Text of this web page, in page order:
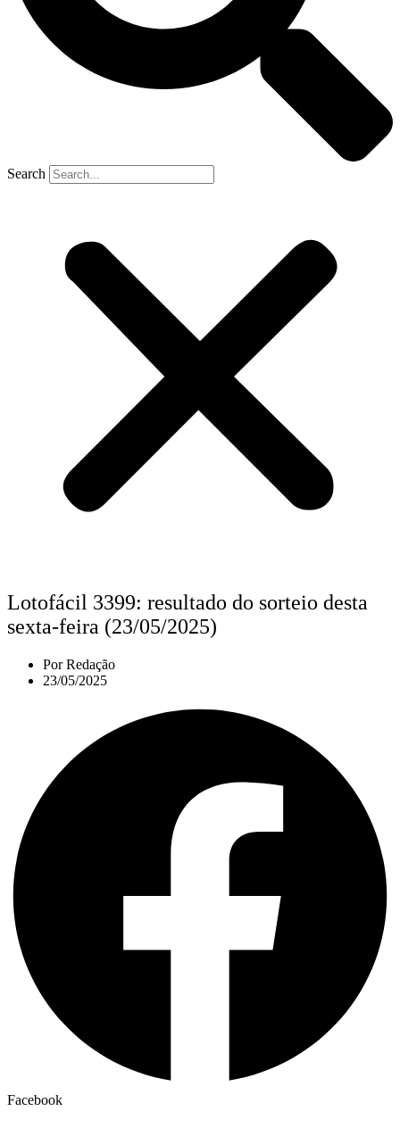
Search
Lotofácil 3399: resultado do sorteio desta
sexta-feira (23/05/2025)
PorRedação
23/05/2025
Facebook